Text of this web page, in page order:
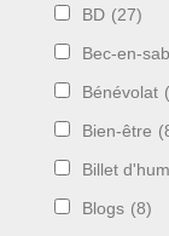
BD (27)
Bec-en-
Bénévolat
Bien-être
Billet
Blogs (8)